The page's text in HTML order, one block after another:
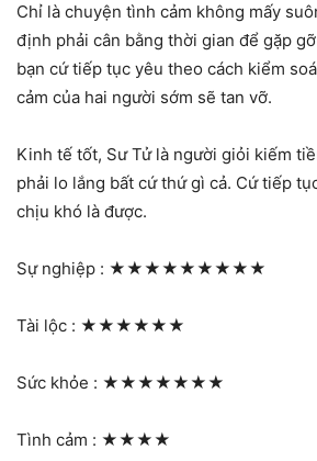
Chỉ là chuyện tình cảm không mấy
định phải cân bằng thời gian để gặp
bạn cứ tiếp tục yêu theo cách kiểm
cảm của hai người sớm sẽ tan vỡ.
Kinh tế tốt, Sư Tử là người giỏi kiếm
phải lo lắng bất cứ thứ gì cả. Cứ tiếp
chịu khó là được.
Sự nghiệp : ★★★★★★★★★
Tài lộc : ★★★★★★
Sức khỏe : ★★★★★★★
Tình cảm : ★★★★